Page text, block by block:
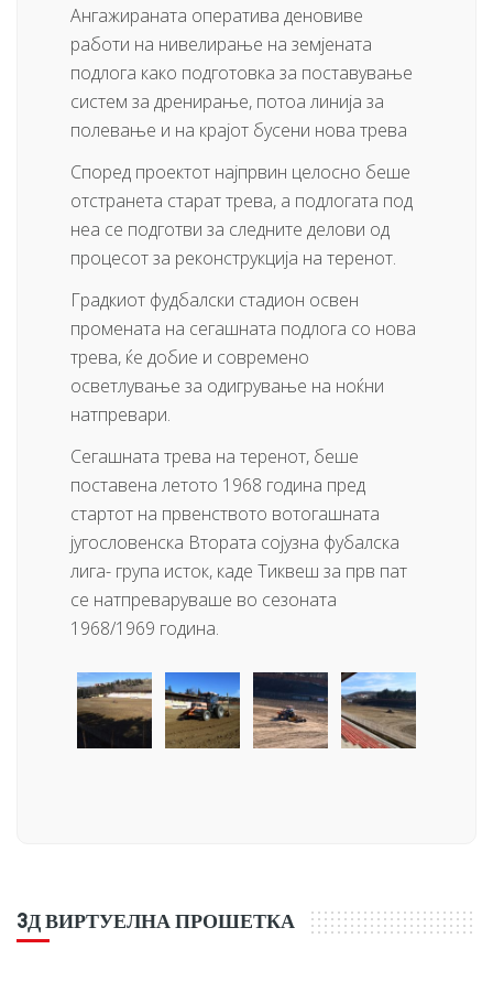
Ангажираната оператива деновиве
работи на нивелирање на земјената
подлога како подготовка за поставување
систем за дренирање, потоа линија за
полевање и на крајот бусени нова трева
Според проектот најпрвин целосно беше
отстранета старат трева, а подлогата под
неа се подготви за следните делови од
процесот за реконструкција на теренот.
Градкиот фудбалски стадион освен
промената на сегашната подлога со нова
трева, ќе добие и современо
осветлување за одигрување на ноќни
натпревари.
Сегашната трева на теренот, беше
поставена летото 1968 година пред
стартот на првенството вотогашната
југословенска Втората сојузна фубалска
лига- група исток, каде Тиквеш за прв пат
се натпреваруваше во сезоната
1968/1969 година.
3Д ВИРТУЕЛНА ПРОШЕТКА